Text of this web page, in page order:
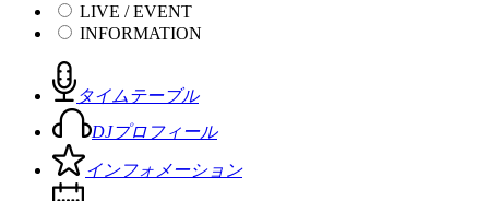
LIVE / EVENT
INFORMATION
タイムテーブル
DJプロフィール
インフォメーション